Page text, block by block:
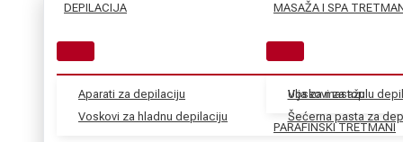
DEPILACIJA
Aparati za depilaciju
Voskovi za hladnu depilaciju
Voskovi za toplu
Šećerna pasta za
MASAŽA I SPA
Ulja za masažu
PARAFINSKI TRETMANI